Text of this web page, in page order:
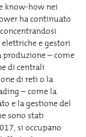
know-how nei
ha continuato
e gestori
produzione – come
di centrali
di reti o la
– come la
e la gestione del
sono stati
si occupano